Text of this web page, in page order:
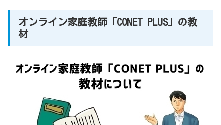
オンライン家庭教師「CONET PLUS」の教
材